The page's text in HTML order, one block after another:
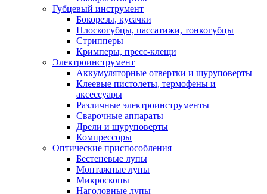
Губцевый инструмент
Бокорезы, кусачки
Плоскогубцы, пассатижи, тонкогубцы
Стрипперы
Кримперы, пресс-клещи
Электроинструмент
Аккумуляторные отвертки и шуруповерты
Клеевые пистолеты, термофены и
аксессуары
Различные электроинструменты
Сварочные аппараты
Дрели и шуруповерты
Компрессоры
Оптические приспособления
Бестеневые лупы
Монтажные лупы
Микроскопы
Наголовные лупы